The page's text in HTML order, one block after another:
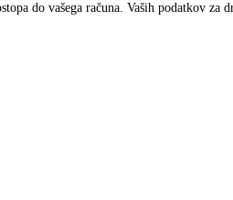
do vašega računa. Vaših podatkov za